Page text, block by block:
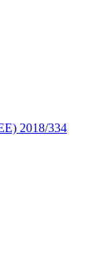
2018/334